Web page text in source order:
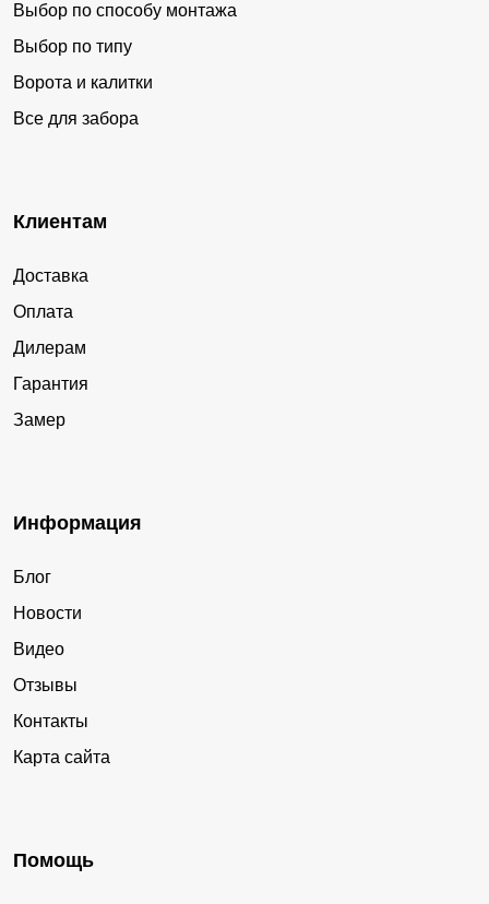
Выбор по способу монтажа
Выбор по типу
Ворота и калитки
Все для забора
Клиентам
Доставка
Оплата
Дилерам
Гарантия
Замер
Информация
Блог
Новости
Видео
Отзывы
Контакты
Карта сайта
Помощь